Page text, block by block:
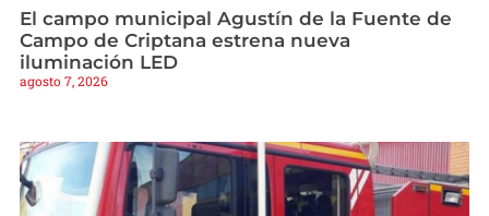
El campo municipal Agustín de la Fuente de
Campo de Criptana estrena nueva
iluminación LED
agosto 7, 2026